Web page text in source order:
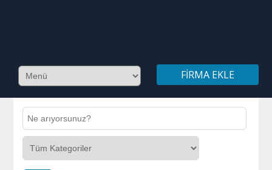
FIRMA EKLE